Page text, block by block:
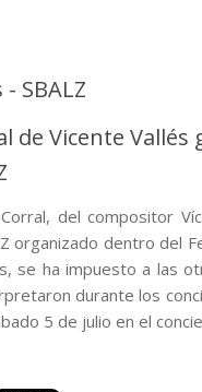
de Vicente
del compositor
organizado dentro del
se ha impuesto a las
durante los
5 de julio en el